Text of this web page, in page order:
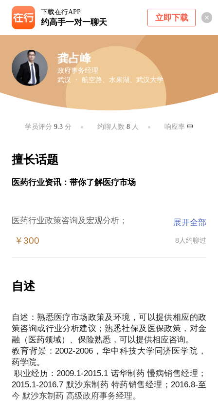
下载在行APP
约高手一对一聊天 立即下载
龚占峰
政府事务经理
武汉 ・ 航空路、水果湖、武汉大学
学员评分 9.3分 约聊人数 8人 响应率 中
擅长话题
医药行业资讯：带你了解医疗市场
医药行业政策咨询及宏观分析；
case分析。
熟悉医疗市场政策及环境，可以提供相应的政策咨询
拥有8年的慢病及特药销售管理经验，可以提供营销方
案或疑难case咨询；
由实习生开始在500强成长，了解大型企业文化及相
关信息，提供职业发展建议，帮助提供实习或工作机
会；
熟悉社保及医保政策，对金融（医药领域）、保险熟
悉，可以提供相应咨询。
展开全部
￥300 8人约聊过
自述
自述：熟悉医疗市场政策及环境，可以提供相应的政
策咨询或行业分析建议；熟悉社保及医保政策，对金
融（医药领域）、保险熟悉，可以提供相应咨询。
教育背景：2002-2006，华中科技大学同济医学院，
药学院。
职业经历：2009.1-2015.1 诺华制药 慢病销售经理；
2015.1-2016.7 默沙东制药 特药销售经理；2016.8-至
今 默沙东制药 高级政府事务经理。